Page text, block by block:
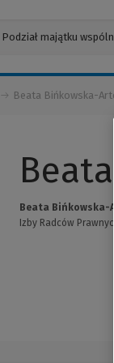
Beata Bińkowska-
Beata
Izby Radców